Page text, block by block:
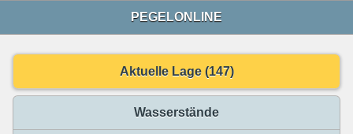
PEGELONLINE
Aktuelle Lage (147)
Wasserstände